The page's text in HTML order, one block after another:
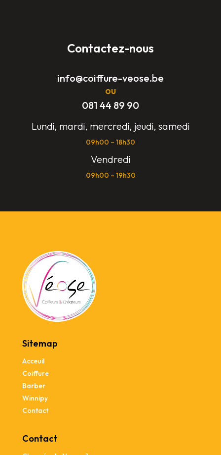
Contactez-nous
info@coiffure-veose.be
ou
081 44 89 90
Lundi, mardi, mercredi, jeudi, samedi
09h00 – 18h30
Vendredi
09h00 – 19h30
Sitemap
Acceuil
Coiffure
Barber
Winnipy
Contact
Contact